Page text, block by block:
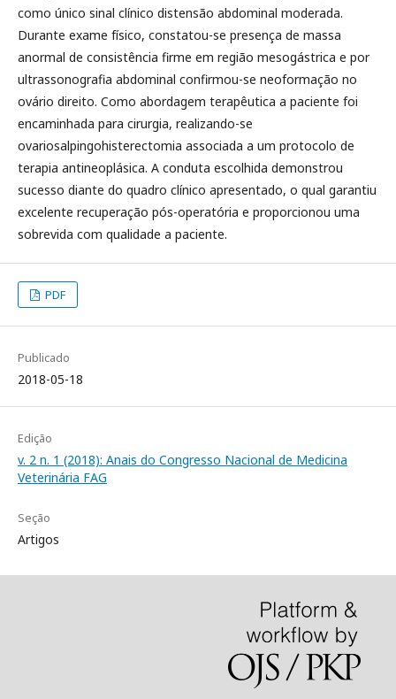
como único sinal clínico distensão abdominal moderada.
Durante exame físico, constatou-se presença de massa
anormal de consistência firme em região mesogástrica e por
ultrassonografia abdominal confirmou-se neoformação no
ovário direito. Como abordagem terapêutica a paciente foi
encaminhada para cirurgia, realizando-se
ovariosalpingohisterectomia associada a um protocolo de
terapia antineoplásica. A conduta escolhida demonstrou
sucesso diante do quadro clínico apresentado, o qual garantiu
excelente recuperação pós-operatória e proporcionou uma
sobrevida com qualidade a paciente.
PDF
Publicado
2018-05-18
Edição
v. 2 n. 1 (2018): Anais do Congresso Nacional de Medicina
Veterinária FAG
Seção
Artigos